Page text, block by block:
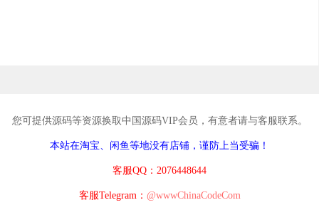
您可提供源码等资源换取中国源码VIP会员，有意者请与客服联系。
本站在淘宝、闲鱼等地没有店铺，谨防上当受骗！
客服QQ：2076448644
客服Telegram： @wwwChinaCodeCom